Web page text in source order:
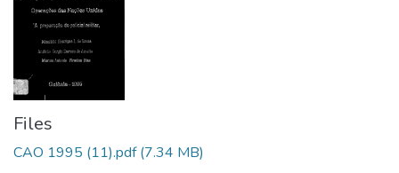
Files
CAO 1995 (11).pdf(7.34 MB)